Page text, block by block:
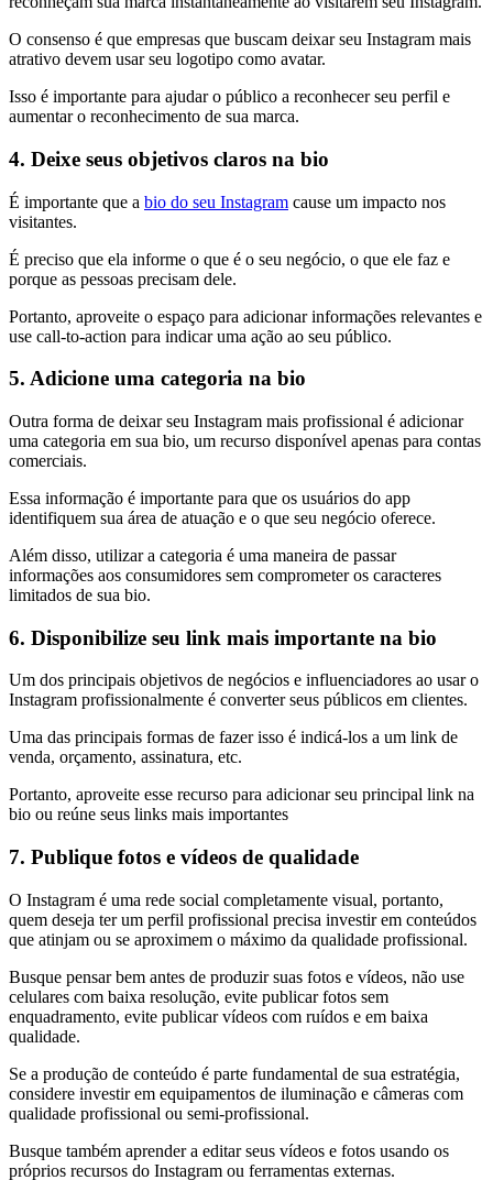
O consenso é que empresas que buscam deixar seu Instagram mais
atrativo devem usar seu logotipo como avatar.
Isso é importante para ajudar o público a reconhecer seu perfil e
aumentar o reconhecimento de sua marca.
4. Deixe seus objetivos claros na bio
É importante que a bio do seu Instagram cause um impacto nos
visitantes.
É preciso que ela informe o que é o seu negócio, o que ele faz e
porque as pessoas precisam dele.
Portanto, aproveite o espaço para adicionar informações relevantes e
use call-to-action para indicar uma ação ao seu público.
5. Adicione uma categoria na bio
Outra forma de deixar seu Instagram mais profissional é adicionar
uma categoria em sua bio, um recurso disponível apenas para contas
comerciais.
Essa informação é importante para que os usuários do app
identifiquem sua área de atuação e o que seu negócio oferece.
Além disso, utilizar a categoria é uma maneira de passar
informações aos consumidores sem comprometer os caracteres
limitados de sua bio.
6. Disponibilize seu link mais importante na bio
Um dos principais objetivos de negócios e influenciadores ao usar o
Instagram profissionalmente é converter seus públicos em clientes.
Uma das principais formas de fazer isso é indicá-los a um link de
venda, orçamento, assinatura, etc.
Portanto, aproveite esse recurso para adicionar seu principal link na
bio ou reúne seus links mais importantes
7. Publique fotos e vídeos de qualidade
O Instagram é uma rede social completamente visual, portanto,
quem deseja ter um perfil profissional precisa investir em conteúdos
que atinjam ou se aproximem o máximo da qualidade profissional.
Busque pensar bem antes de produzir suas fotos e vídeos, não use
celulares com baixa resolução, evite publicar fotos sem
enquadramento, evite publicar vídeos com ruídos e em baixa
qualidade.
Se a produção de conteúdo é parte fundamental de sua estratégia,
considere investir em equipamentos de iluminação e câmeras com
qualidade profissional ou semi-profissional.
Busque também aprender a editar seus vídeos e fotos usando os
próprios recursos do Instagram ou ferramentas externas.